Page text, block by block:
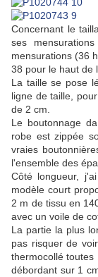
Concernant le
ses
mensurations (36
38 pour le haut de
La taille se pose
ligne de taille,
de 2 cm.
Le boutonnage
robe est zippée
vraies
l'ensemble des
Côté longueur,
modèle court
2 m de tissu en
avec un voile de
La partie la plus
pas risquer de
thermocollé toutes
débordant sur 1